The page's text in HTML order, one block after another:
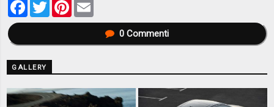
0Commenti
GALLERY